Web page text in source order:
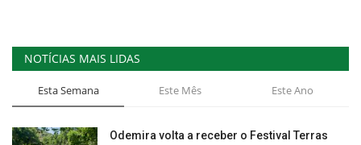
NOTÍCIAS MAIS LIDAS
Esta Semana Este Mês Este Ano
Odemira volta a receber o Festival Terras